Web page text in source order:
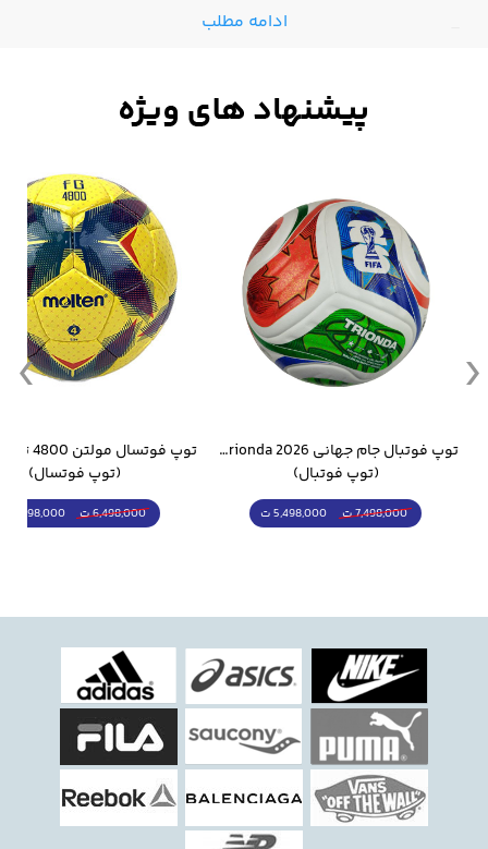
ادامه مطلب
توپ فوتبال جام جهانی 2026 Trionda مشابه اورجینال
(توپ فوتبال)
7,498,000 ت 5,498,000 ت
(توپ فوتسال)
6,498,000 ت 5,298,000 ت